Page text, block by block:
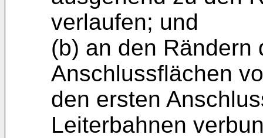
verlaufen; und
(b) an den Rändern
Anschlussflächen
den ersten
Leiterbahnen